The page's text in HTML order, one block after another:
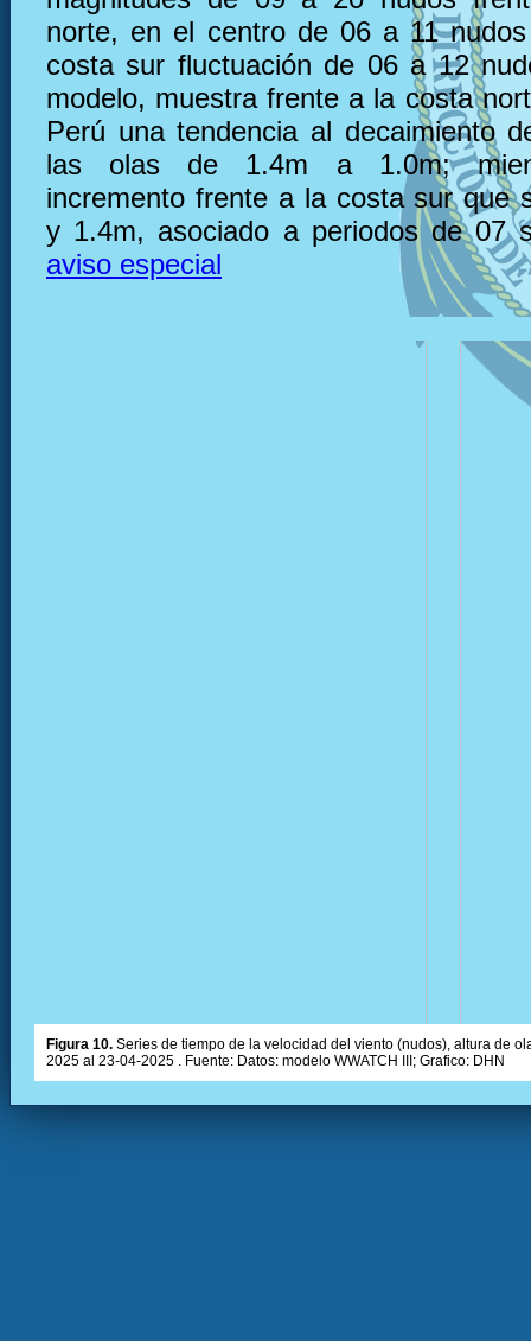
aviso especial
Figura 10. Series de tiempo de la velocidad del viento (nudos), altura de
2025 al 23-04-2025 . Fuente: Datos: modelo WWATCH III; Grafico: DHN